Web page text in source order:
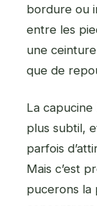
bordure ou
entre les
une
que de
La
plus subtil,
parfois
Mais c’est
pucerons la